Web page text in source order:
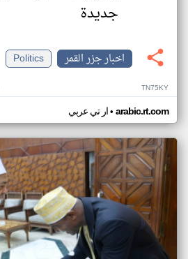
جديدة
اخبار جزر القمر
Politics
TN75KY
ار تي عربي• arabic.rt.com